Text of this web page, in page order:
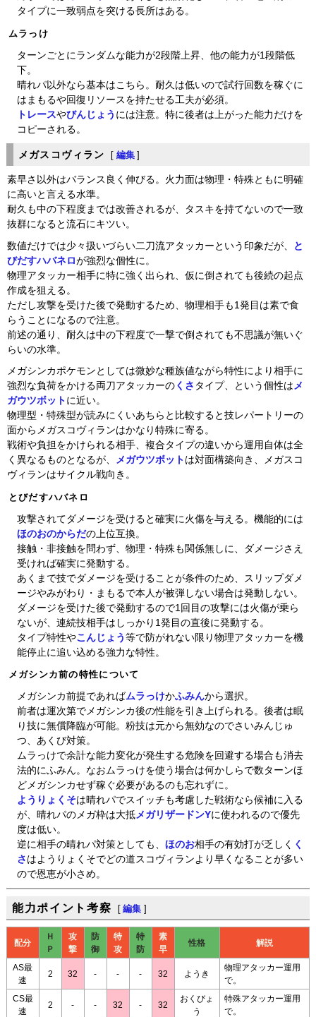
タイプに一致弱点を突ける長所はある。
ムラっけ
ターンごとにランダムな能力が2段階上昇、他の能力が1段階低
下。
晴れパ以外なら基本はこちら。耐久は低いので試行回数を稼ぐに
はまもるや回復リソースを持たせる工夫が必須。
トレースやびんじょう には注意。特に後者は上がった能力だけを
コピーされる。
メガスコヴィラン [ 編集 ]
素早さ以外はバランス良く伸びる。火力面は物理・特殊ともに明確
に高いと言える水準。
耐久も中の下程度までは改善されるが、タスキを持てないので一致
抜群になると流石にキツい。
数値だけでは少々扱いづらい二刀流アタッカーという印象だが、
と
びだすハバネロが強烈な個性に。
物理アタッカー相手に特に強く出られ、仮に倒されても後続の起点
作成を狙える。
ただし攻撃を受けた後で発動するため、物理相手も1発目は素で食
らうことになるので注意。
前述の通り、耐久は中の下程度で一撃で倒されても不思議が無いぐ
らいの水準。
メガシンカポケモンとしては微妙な種族値ながら特性により相手に
強烈な負荷をかける両刀アタッカーの くさ タイプ、という個性はメ
ガウツボット に近い。
物理型・特殊型が読みにくいあちらと比較すると技レパートリーの
面からメガスコヴィランはかなり特殊に寄る。
戦術や負担をかけられる相手、複合タイプの違いから運用自体は全
く異なるものとなるが、 メガウツボット は対面構築向き、メガスコ
ヴィランはサイクル戦向き。
とびだすハバネロ
攻撃されてダメージを受けると確実に火傷を与える。機能的には
ほのおのからだの上位互換。
接触・非接触を問わず、物理・特殊も関係無しに、ダメージさえ
受ければ確実に発動する。
あくまで技でダメージを受けることが条件のため、スリップダメ
ージやみがわり・まもるで本人が被弾しない場合は発動しない。
ダメージを受けた後で発動するので1回目の攻撃には火傷が乗ら
ないが、連続技相手はしっかり1発目の直後に発動する。
タイプ特性やこんじょう 等で防がれない限り物理アタッカーを機
能停止に追い込める強力な特性。
メガシンカ前の特性について
メガシンカ前提であればムラっけかふみんから選択。
前者は運次第でメガシンカ後の性能を引き上げられる。後者は眠
り技に無償降臨が可能。粉技は元から無効なのでさいみんじゅ
つ、あくび対策。
ムラっけで余計な能力変化が発生する危険を回避する場合も消去
法的にふみん。なおムラっけを使う場合は何かしらで数ターンほ
どメガシンカせず稼ぐ必要があるのも忘れずに。
ようりょくそは晴れパでスイッチも考慮した戦術なら候補に入る
が、晴れパのメガ枠は大抵メガリザードンYに使われるので優先
度は低い。
逆に相手の晴れパ対策としても、 ほのお相手の有効打が乏しく く
さ はようりょくそでどの道スコヴィランより早くなることが多い
ので恩恵が小さめ。
能力ポイント考察 [ 編集 ]
配分
Ｈ
Ｐ
攻
撃
防
御
特
攻
特
防
素
早
性格 解説
AS最
速
2 32 - - - 32 ようき
物理アタッカー運用
で。
CS最
速
2 - - 32 - 32
おくびょ
う
特殊アタッカー運用
で。